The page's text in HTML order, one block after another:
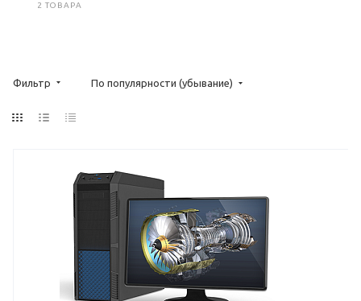
2 ТОВАРА
Фильтр По популярности (убывание)